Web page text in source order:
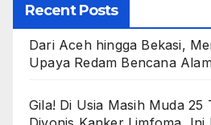
Recent Posts
Dari Aceh hingga Bekasi,
Upaya Redam Bencana
Gila! Di Usia Masih Muda